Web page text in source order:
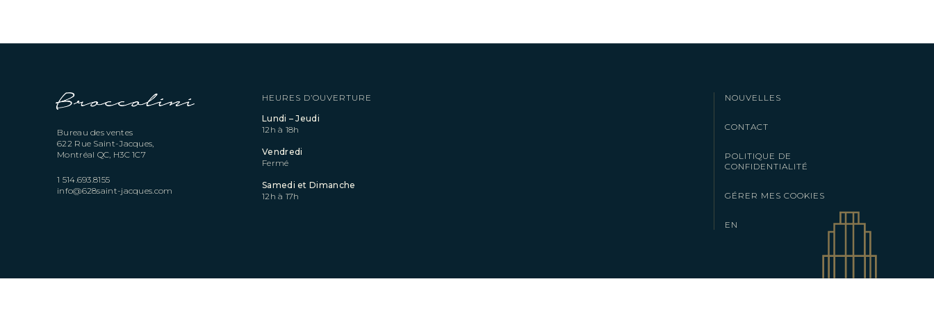
Bureau des ventes
622 Rue Saint-Jacques,
Montréal QC, H3C 1C7
1 514.693.8155
info@628saint-jacques.com
HEURES D’OUVERTURE
Lundi – Jeudi
12h à 18h
Vendredi
Fermé
Samedi et Dimanche
12h à 17h
NOUVELLES
CONTACT
POLITIQUE DE
CONFIDENTIALITÉ
GÉRER MES COOKIES
EN